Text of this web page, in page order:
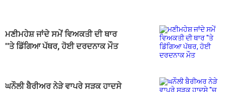
ਮਣੀਮਹੇਸ਼ ਜਾਂਦੇ ਸਮੇਂ ਵਿਅਕਤੀ ਦੀ ਥਾਰ
''ਤੇ ਡਿੱਗਿਆ ਪੱਥਰ, ਹੋਈ ਦਰਦਨਾਕ ਮੌਤ
ਘਨੌਲੀ ਬੈਰੀਅਰ ਨੇੜੇ ਵਾਪਰੇ ਸੜਕ ਹਾਦਸੇ